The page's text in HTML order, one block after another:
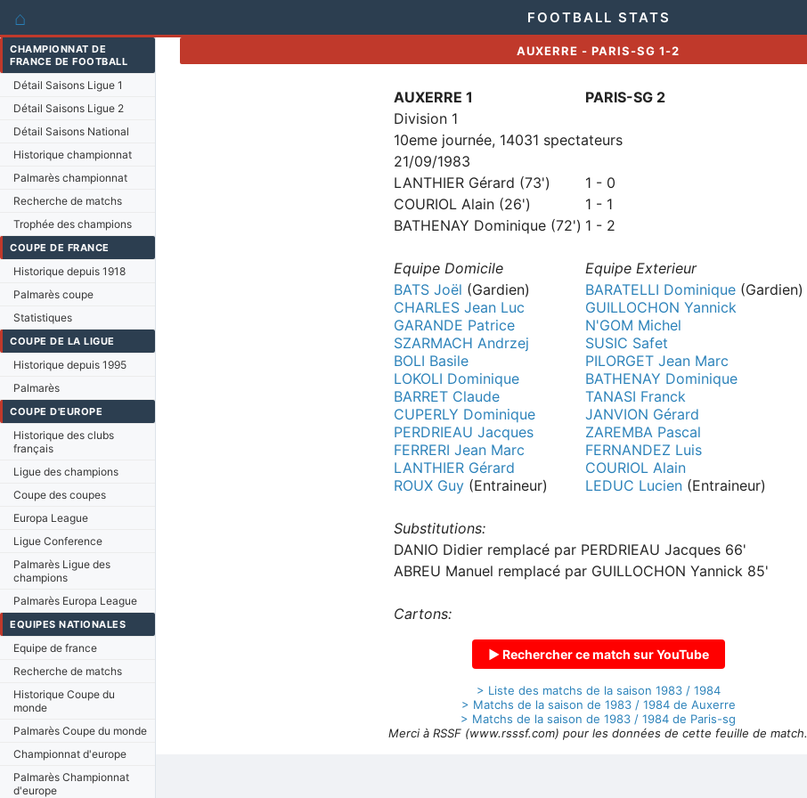
⌂ FOOTBALL STATS
CHAMPIONNAT DE
FRANCE DE FOOTBALL
Détail Saisons Ligue 1
Détail Saisons Ligue 2
Détail Saisons National
Historique championnat
Palmarès championnat
Recherche de matchs
Trophée des champions
COUPE DE FRANCE
Historique depuis 1918
Palmarès coupe
Statistiques
COUPE DE LA LIGUE
Historique depuis 1995
Palmarès
COUPE D'EUROPE
Historique des clubs
français
Ligue des champions
Coupe des coupes
Europa League
Ligue Conference
Palmarès Ligue des
champions
Palmarès Europa League
EQUIPES NATIONALES
Equipe de france
Recherche de matchs
Historique Coupe du
monde
Palmarès Coupe du monde
Championnat d'europe
Palmarès Championnat
d'europe
AUXERRE - PARIS-SG 1-2
AUXERRE 1
PARIS-SG 2
Division 1
10eme journée, 14031 spectateurs
21/09/1983
LANTHIER Gérard (73')
1 - 0
COURIOL Alain (26')
1 - 1
BATHENAY Dominique (72') 1 - 2
Equipe Domicile
Equipe Exterieur
BATS Joël (Gardien)
CHARLES Jean Luc
GARANDE Patrice
SZARMACH Andrzej
BOLI Basile
LOKOLI Dominique
BARRET Claude
CUPERLY Dominique
PERDRIEAU Jacques
FERRERI Jean Marc
LANTHIER Gérard
ROUX Guy(Entraineur)
BARATELLI Dominique(Gardien)
GUILLOCHON Yannick
N'GOM Michel
SUSIC Safet
PILORGET Jean Marc
BATHENAY Dominique
TANASI Franck
JANVION Gérard
ZAREMBA Pascal
FERNANDEZ Luis
COURIOL Alain
LEDUC Lucien(Entraineur)
Substitutions:
DANIO Didier remplacé par PERDRIEAU Jacques 66'
ABREU Manuel remplacé par GUILLOCHON Yannick 85'
Cartons:
▶ Rechercher ce match sur YouTube
> Liste des matchs de la saison 1983 / 1984
> Matchs de la saison de 1983 / 1984 de Auxerre
> Matchs de la saison de 1983 / 1984 de Paris-sg
Merci à RSSF (www.rsssf.com) pour les données de cette feuille de match.